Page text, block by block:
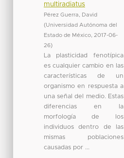
multiradiatus
Pérez Guerra, David
(Universidad Autónoma del
Estado de México, 2017-06-
26)
La plasticidad fenotípica
es cualquier cambio en las
características de un
organismo en respuesta a
una señal del medio. Estas
diferencias en la
morfología de los
individuos dentro de las
mismas poblaciones
causadas por ...